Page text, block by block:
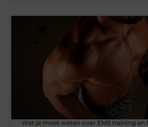
Wat je moet weten over EMS training en